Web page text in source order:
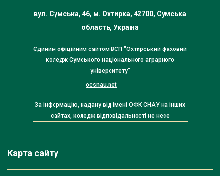
вул. Сумська, 46, м. Охтирка, 42700, Сумська
область, Україна
Єдиним офіційним сайтом ВСП "Охтирський фаховий
коледж Сумського національного аграрного
університету"
ocsnau.net
За інформацію, надану від імені ОФК СНАУ на інших
сайтах, коледж відповідальності не несе
Карта сайту